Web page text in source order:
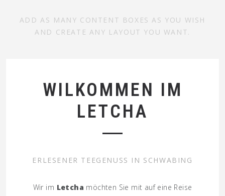
ADD AS MANY CONTENT BOXES AS YOU WISH
AND CREATE ANY LAYOUT YOU WANT.
WILKOMMEN IM
LETCHA
ERLESENER TEEGENUSS IN SCHWABING
Wir im Letcha möchten Sie mit auf eine Reise